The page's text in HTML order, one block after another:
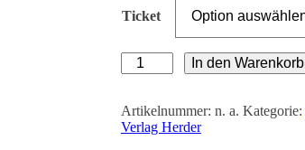
Ticket
SALON
LUITPOLD
Von
Monroe
In den Warenkorb
Artikelnummer: n. a. Kategorie:
Verlag Herder